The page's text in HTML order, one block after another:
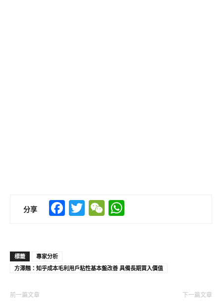
分享 Facebook
TwitterWeChat
標籤
專家分析
方澤翹：知乎成本毛利用戶粘性基本盤改善 具備長期買入價值
前一篇文章 下一篇文章